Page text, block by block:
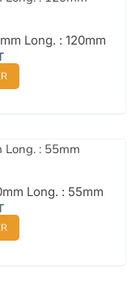
Long. : 120mm
Long. : 55mm